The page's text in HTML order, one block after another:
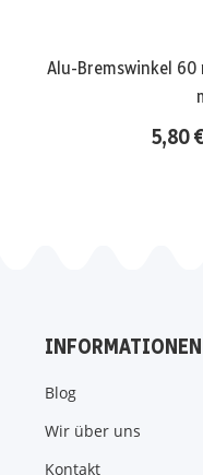
Alu-Bremswinkel 60
5,80
INFORMATIONEN
Blog
Wir über uns
Kontakt